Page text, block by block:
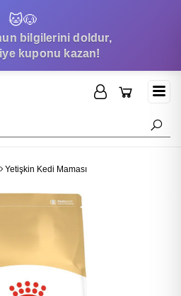
🐱🐶
bilgilerini doldur,
kuponu kazan!
Yetişkin Kedi Maması